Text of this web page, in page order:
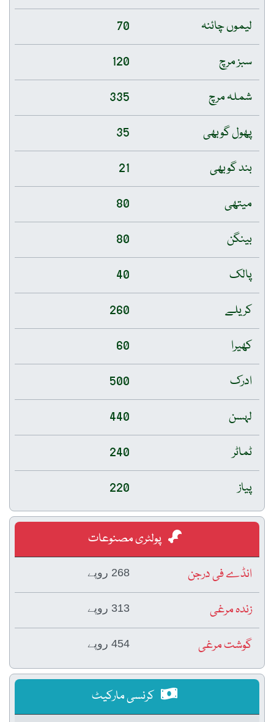
لیموں چائنہ
70
سبز مرچ
120
شملہ مرچ
335
پھول گوبھی
35
بند گوبھی
21
میتھی
80
بینگن
80
پالک
40
کریلے
260
کھیرا
60
ادرک
500
لہسن
440
ٹماٹر
240
پیاز
220
پولٹری مصنوعات
انڈے فی درجن
268 روپے
زندہ مرغی 313 روپے
گوشت مرغی 454 روپے
کرنسی مارکیٹ